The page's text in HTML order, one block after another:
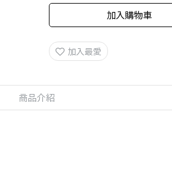
加入購物車
加入最愛
商品介紹